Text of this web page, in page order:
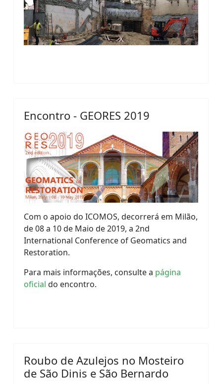
Encontro - GEORES 2019
Com o apoio do ICOMOS, decorrerá em Milão,
de 08 a 10 de Maio de 2019, a 2nd
International Conference of Geomatics and
Restoration.
Para mais informações, consulte a página
oficial do encontro.
Roubo de Azulejos no Mosteiro
de São Dinis e São Bernardo